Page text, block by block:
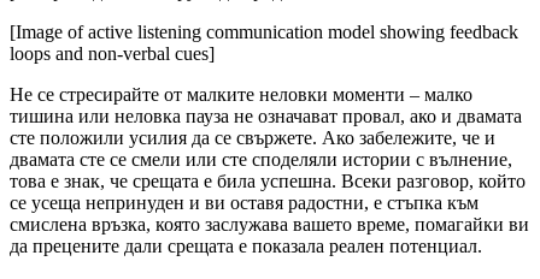
[Image of active listening communication model showing feedback
loops and non-verbal cues]
Не се стресирайте от малките неловки моменти – малко
тишина или неловка пауза не означават провал, ако и двамата
сте положили усилия да се свържете. Ако забележите, че и
двамата сте се смели или сте споделяли истории с вълнение,
това е знак, че срещата е била успешна. Всеки разговор, който
се усеща непринуден и ви оставя радостни, е стъпка към
смислена връзка, която заслужава вашето време, помагайки ви
да прецените дали срещата е показала реален потенциал.